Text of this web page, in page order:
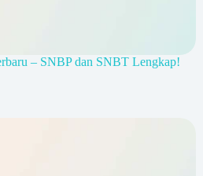
– SNBP dan SNBT Lengkap!